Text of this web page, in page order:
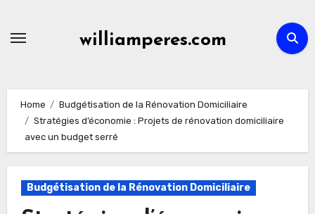
williamperes.com
Home
Budgétisation de la Rénovation Domiciliaire
Stratégies d’économie : Projets de rénovation domiciliaire
avec un budget serré
Budgétisation de la Rénovation Domiciliaire